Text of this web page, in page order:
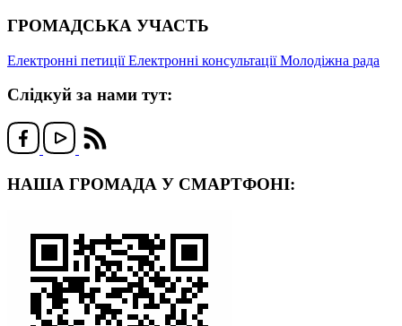
ГРОМАДСЬКА УЧАСТЬ
Електронні петиціїЕлектронні консультаціїМолодіжна рада
Слідкуй за нами тут:
НАША ГРОМАДА У СМАРТФОНІ: